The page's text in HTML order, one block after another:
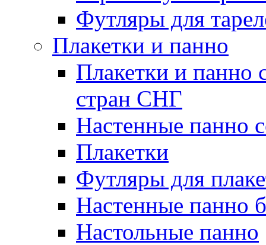
Футляры для
Плакетки и панно
Плакетки и панно
стран СНГ
Настенные панно
Плакетки
Футляры для
Настенные панно
Настольные панно